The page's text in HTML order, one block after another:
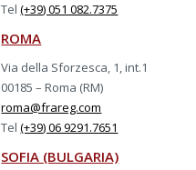
Tel(+39) 051 082.7375
ROMA
Via della Sforzesca, 1, int.1
00185 – Roma (RM)
roma@frareg.com
Tel(+39) 06 9291.7651
SOFIA (BULGARIA)